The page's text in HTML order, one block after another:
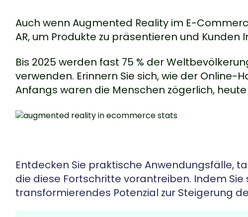
Auch wenn Augmented Reality im E-
AR, um Produkte zu präsentieren und
Bis 2025 werden fast 75 % der
verwenden. Erinnern Sie sich, wie der
Anfangs waren die Menschen zögerlich,
Entdecken Sie praktische Anwendungsfälle,
die diese Fortschritte vorantreiben. Indem
transformierendes Potenzial zur Steigerung